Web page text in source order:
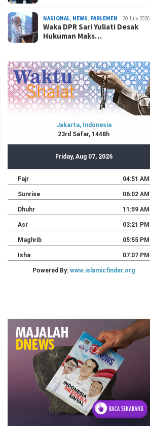
NASIONAL NEWS PARLEMEN 20 July 2026
Waka DPR Sari Yuliati Desak
Hukuman Maks…